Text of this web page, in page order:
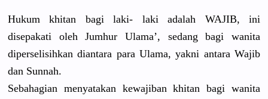
Hukum khitan bagi laki- laki adalah WAJIB, ini
disepakati oleh Jumhur Ulama’, sedang bagi wanita
diperselisihkan diantara para Ulama, yakni antara Wajib
dan Sunnah.
Sebahagian menyatakankewajiban khitan bagi wanita